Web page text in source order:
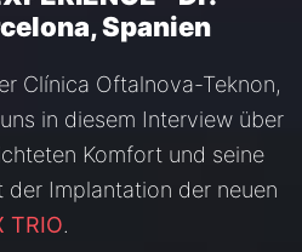
Spanien
Clínica Oftalnova-Teknon,
in diesem Interview über
Komfort und seine
der Implantation der neuen
TRIO.